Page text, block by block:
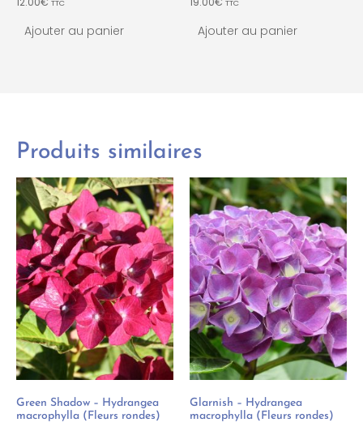
TTC
Ajouter au panier
TTC
Ajouter au panier
Produits similaires
Green Shadow – Hydrangea
macrophylla (Fleurs rondes)
Glarnish – Hydrangea
macrophylla (Fleurs rondes)